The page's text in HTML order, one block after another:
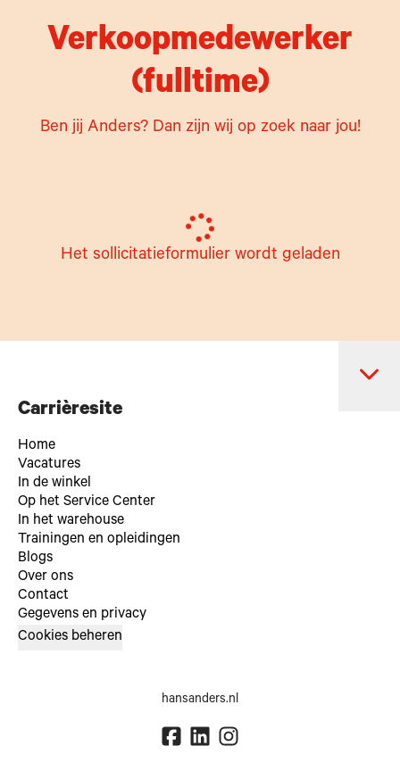
Verkoopmedewerker
(fulltime)
Ben jij Anders? Dan zijn wij op zoek naar jou!
Het sollicitatieformulier wordt geladen
Carrièresite
Home
Vacatures
In de winkel
Op het Service Center
In het warehouse
Trainingen en opleidingen
Blogs
Over ons
Contact
Gegevens en privacy
Cookies beheren
hansanders.nl